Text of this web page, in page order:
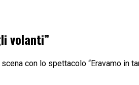
volanti”
con lo spettacolo “Eravamo in